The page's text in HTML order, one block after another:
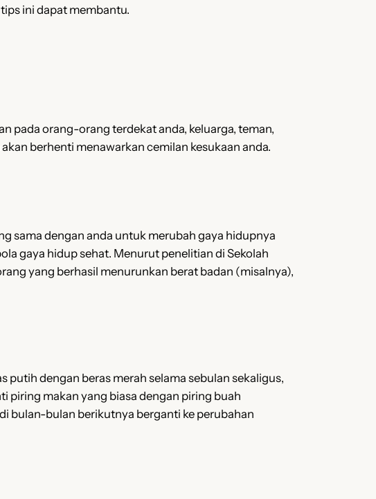
ini dapat membantu.
pada orang-orang terdekat anda, keluarga, teman,
berhenti menawarkan cemilan kesukaan anda.
sama dengan anda untuk merubah gaya hidupnya
gaya hidup sehat. Menurut penelitian di Sekolah
yang berhasil menurunkan berat badan (misalnya),
dengan beras merah selama sebulan sekaligus,
piring makan yang biasa dengan piring buah
bulan-bulan berikutnya berganti ke perubahan